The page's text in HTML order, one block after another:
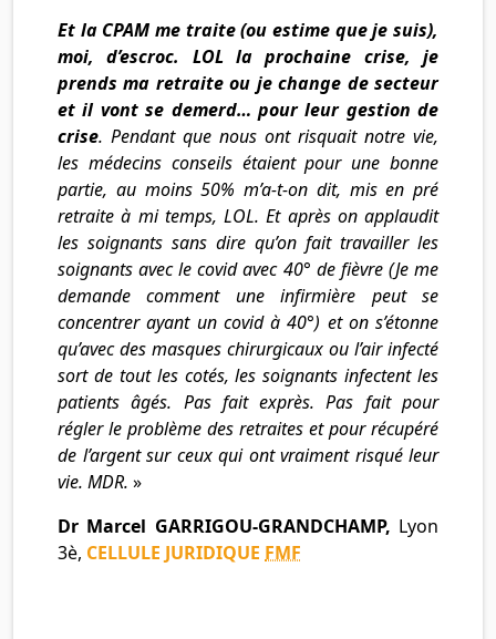
Et la CPAM me traite (ou estime que je suis),
moi, d’escroc. LOL la prochaine crise, je
prends ma retraite ou je change de secteur
et il vont se demerd… pour leur gestion de
crise. Pendant que nous ont risquait notre vie,
les médecins conseils étaient pour une bonne
partie, au moins 50% m’a-t-on dit, mis en pré
retraite à mi temps, LOL. Et après on applaudit
les soignants sans dire qu’on fait travailler les
soignants avec le covid avec 40° de fièvre (Je me
demande comment une infirmière peut se
concentrer ayant un covid à 40°) et on s’étonne
qu’avec des masques chirurgicaux ou l’air infecté
sort de tout les cotés, les soignants infectent les
patients âgés. Pas fait exprès. Pas fait pour
régler le problème des retraites et pour récupéré
de l’argent sur ceux qui ont vraiment risqué leur
vie. MDR. »
Dr Marcel GARRIGOU-GRANDCHAMP, Lyon
3è, CELLULE JURIDIQUE FMF